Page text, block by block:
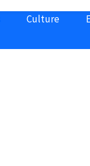
Culture